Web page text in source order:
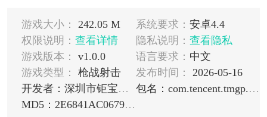
游戏大小： 242.05 M 系统要求： 安卓4.4
权限说明： 查看详情 隐私说明： 查看隐私
游戏版本：
v1.0.0 语言要求： 中文
游戏类型：
枪战射击 发布时间：
2026-05-16
开发者：深圳市钜宝游信息技术有限公司
包名：com.tencent.tmgp.jbyfhdmnq
MD5：2E6841AC067905A30DF2ECA5792DB25D